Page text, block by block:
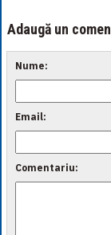
Adaugă un
Nume:
Email:
Comentariu: